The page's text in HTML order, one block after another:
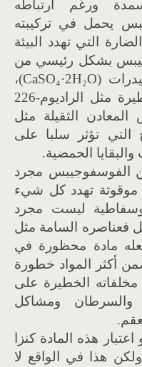
ورغم ارتباطه
يحمل في تركيبته
التي تهدد البيئة
بشكل رئيسي من
كبريتات الكالسيوم ثنائية الهيدرات (CaSO₄·2H₂O)،
يحتوي أيضا على مكونات خطيرة مثل الراديوم-226
الثقيلة مثل
التي تؤثر سلبا على
والبقايا الحمضية.
الفوسفوجيبس مجرد
موقوتة تهدد كل شيء
ليست مجرد
السامة مثل
تجعله مادة محظورة في
أكثر المواد خطورة
مخلفاته الخطيرة على
والسرطان ومشاكل
هذه المادة كنزا
هذا في الواقع لا